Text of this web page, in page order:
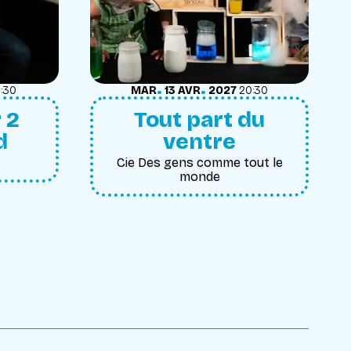
2
MARDI
MAR.13AVRIL
AVR. 202720:30
Tout part du
ventre
Cie Des gens comme tout le
monde